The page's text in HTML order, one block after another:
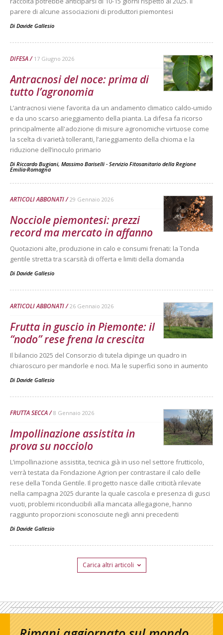
parere di alcune associazioni di produttori piemontesi
Di Davide Gallesio
DIFESA 17 Giugno 2026
Antracnosi del noce: prima di
tutto l’agronomia
L’antracnosi viene favorita da un andamento climatico caldo-umido
e da uno scarso arieggiamento della pianta. La difesa fa ricorso
principalmente all'adozione di misure agronomiche virtuose come
la scelta di varietà tolleranti, l’arieggiamento della chioma e la
riduzione dell’inoculo primario
Di Riccardo Bugiani, Massimo Bariselli - Servizio Fitosanitario della Regione
Emilia-Romagna
ARTICOLI ABBONATI 29 Gennaio 2026
Nocciole piemontesi: prezzi
record ma mercato in affanno
Quotazioni alte, produzione in calo e consumi frenati: la Tonda
gentile stretta tra scarsità di offerta e limiti della domanda
Di Davide Gallesio
ARTICOLI ABBONATI 26 Gennaio 2026
Frutta in guscio in Piemonte: il
“nodo” rese frena la crescita
Il bilancio 2025 del Consorzio di tutela dipinge un quadro in
chiaroscuro per mandorle e noci. Ma le superfici sono in aumento
Di Davide Gallesio
FRUTTA SECCA 8 Gennaio 2026
Impollinazione assistita in
prova su nocciolo
L’impollinazione assistita, tecnica già in uso nel settore frutticolo,
verrà testata da Fondazione Agrion per contrastare il calo delle
rese della Tonda Gentile. Il progetto nasce dalle criticità rilevate
nella campagna 2025 durante la quale cascola e presenza di gusci
vuoti, problemi riconducibili alla mancata allegagione, hanno
raggiunto proporzioni sconosciute negli anni precedenti
Di Davide Gallesio
Carica altri articoli